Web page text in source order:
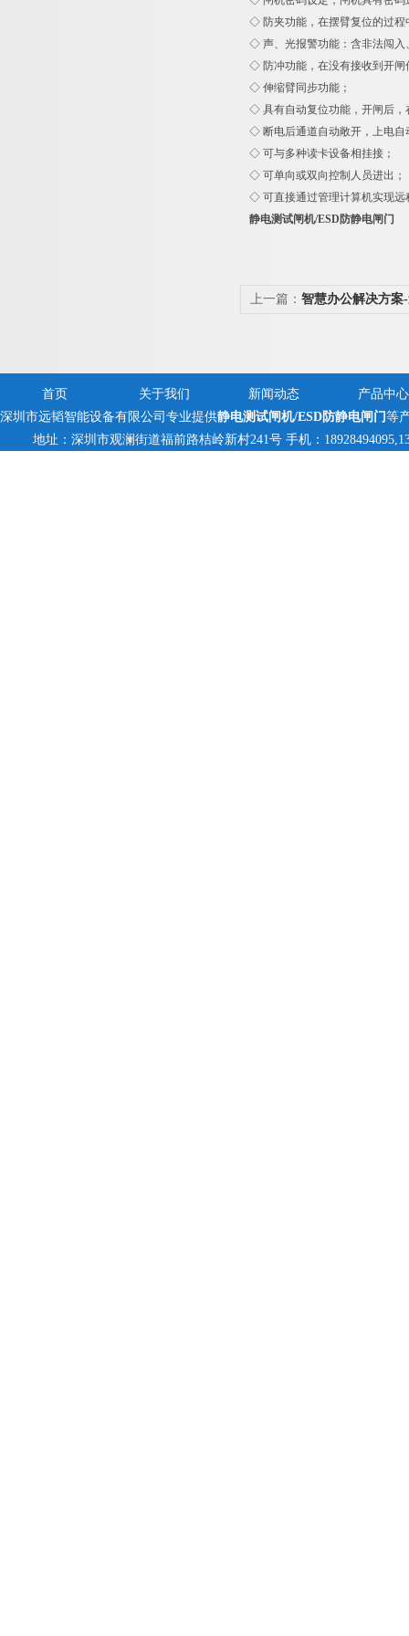
◇ 防夹功能，在摆臂复位的过程
◇ 声、光报警功能：含非法闯入
◇ 防冲功能，在没有接收到开闸
◇ 伸缩臂同步功能；
◇ 具有自动复位功能，开闸后，
◇ 断电后通道自动敞开，上电自
◇ 可与多种读卡设备相挂接；
◇ 可单向或双向控制人员进出；
◇ 可直接通过管理计算机实现远
静电测试闸机/ESD防静电闸门
上一篇： 智慧办公解决方案
首页 关于我们 新闻动态
产品中心
深圳市远韬智能设备有限公司专业提供静电测试闸机/ESD防静电闸门等
地址：深圳市观澜街道福前路桔岭新村241号 手机：